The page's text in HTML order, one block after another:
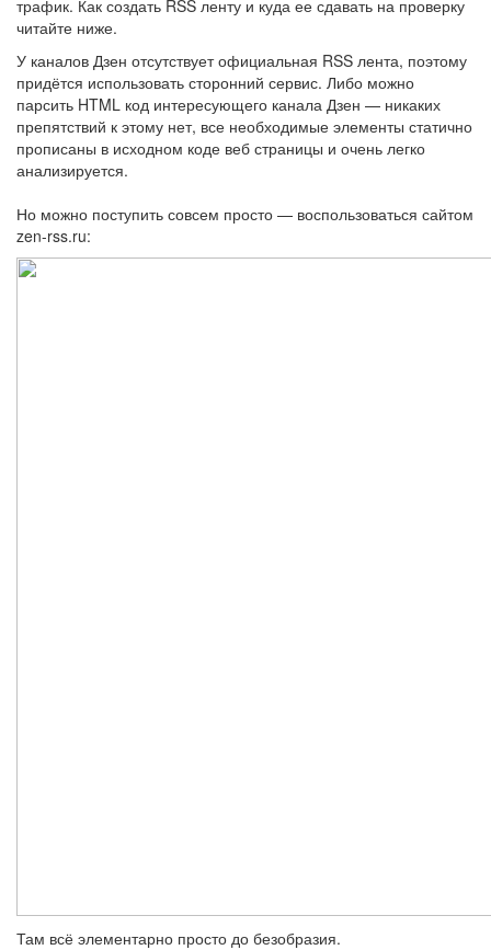
трафик. Как создать RSS ленту и куда ее сдавать на проверку
читайте ниже.
У каналов Дзен отсутствует официальная RSS лента, поэтому
придётся использовать сторонний сервис. Либо можно
парсить HTML код интересующего канала Дзен — никаких
препятствий к этому нет, все необходимые элементы статично
прописаны в исходном коде веб страницы и очень легко
анализируется.
Но можно поступить совсем просто — воспользоваться сайтом
zen-rss.ru:
Там всё элементарно просто до безобразия.